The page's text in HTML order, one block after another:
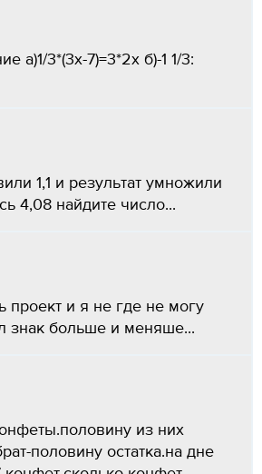
а)1/3*(3х-7)=3*2х б)-1 1/3:
1,1 и результат умножили
4,08 найдите число...
проект и я не где не могу
знак больше и меняше...
из них
половину остатка.на дне